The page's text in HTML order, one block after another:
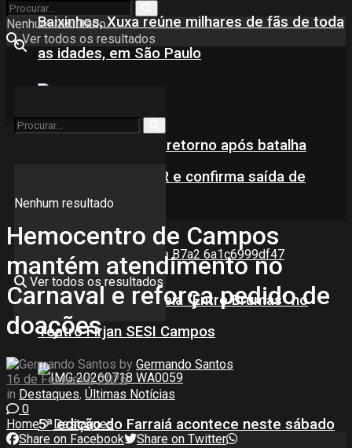
Baixinhos, Xuxa reúne milhares de fãs de toda
as idades, em São Paulo
NewJeans anuncia retorno após batalha
judicial com a ADOR e confirma saída de
Danielle
Daniele Souza estreia “Entre Brumas” no
Teatro Firjan SESI Campos
5ª edição do Farraiá acontece neste sábado
Nenhum resultado
Ver todos os resultados
Nenhum resultado
Ver todos os resultados
Hemocentro de Campos
mantém atendimento no
Carnaval e reforça pedido de
doações
by Germando Santos
16 de Fevereiro, 2026
in Destaques, Últimas Notícias
0
Home
Destaques
Share on Facebook
Share on Twitter